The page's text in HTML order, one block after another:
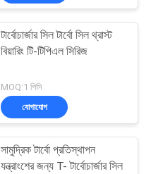
টার্বোচার্জার সিল টার্বো সিল থ্রাস্ট
বিয়ারিং টি-টিপিএল সিরিজ
MOQ:1 পিসি
যোগাযোগ
সামুদ্রিক টার্বো প্রতিস্থাপন
যন্ত্রাংশের জন্য T- টার্বোচার্জার সিল